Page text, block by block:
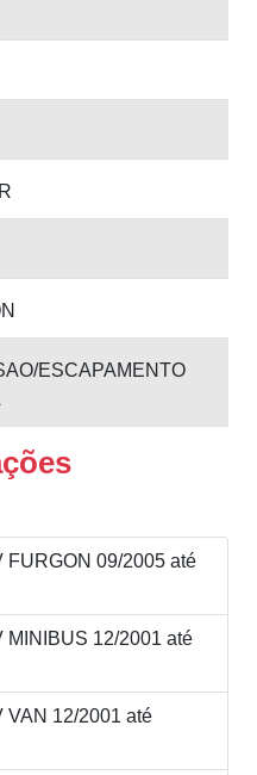
ESCAPAMENTO
FURGON 09/2005 até
MINIBUS 12/2001 até
VAN 12/2001 até